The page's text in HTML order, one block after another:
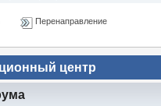
Перенаправление
центр